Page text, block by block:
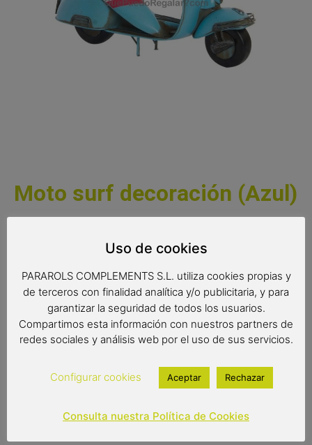
Moto surf decoración (Azul)
todos los detalles. Fantástica.
Medidas:
29x15x10cm
23,00€
Uso de cookies
PARAROLS COMPLEMENTS S.L. utiliza cookies propias y
de terceros con finalidad analítica y/o publicitaria, y para
garantizar la seguridad de todos los usuarios.
Compartimos esta información con nuestros partners de
redes sociales y análisis web por el uso de sus servicios.
Configurar cookies Aceptar Rechazar
Consulta nuestra Política de Cookies